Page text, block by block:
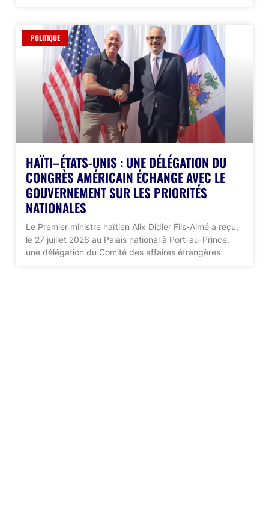
POLITIQUE
HAÏTI–ÉTATS-UNIS : UNE DÉLÉGATION DU
CONGRÈS AMÉRICAIN ÉCHANGE AVEC LE
GOUVERNEMENT SUR LES PRIORITÉS
NATIONALES
Le Premier ministre haïtien Alix Didier Fils-Aimé a reçu,
le 27 juillet 2026 au Palais national à Port-au-Prince,
une délégation du Comité des affaires étrangères